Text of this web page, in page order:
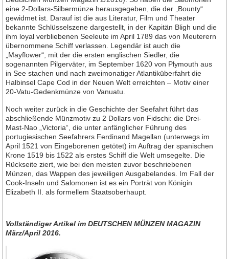
eine 2-Dollars-Silbermünze herausgegeben, die der „Bounty“
gewidmet ist. Darauf ist die aus Literatur, Film und Theater
bekannte Schlüsselszene dargestellt, in der Kapitän Bligh und die
ihm loyal verbliebenen Seeleute im April 1789 das von Meuterern
übernommene Schiff verlassen. Legendär ist auch die
„Mayflower“, mit der die ersten englischen Siedler, die
sogenannten Pilgerväter, im September 1620 von Plymouth aus
in See stachen und nach zweimonatiger Atlantiküberfahrt die
Halbinsel Cape Cod in der Neuen Welt erreichten – Motiv einer
20-Vatu-Gedenkmünze von Vanuatu.
Noch weiter zurück in die Geschichte der Seefahrt führt das
abschließende Münzmotiv zu 2 Dollars von Fidschi: die Drei-
Mast-Nao „Victoria“, die unter anfänglicher Führung des
portugiesischen Seefahrers Ferdinand Magellan (unterwegs im
April 1521 von Eingeborenen getötet) im Auftrag der spanischen
Krone 1519 bis 1522 als erstes Schiff die Welt umsegelte. Die
Rückseite ziert, wie bei den meisten zuvor beschriebenen
Münzen, das Wappen des jeweiligen Ausgabelandes. Im Fall der
Cook-Inseln und Salomonen ist es ein Porträt von Königin
Elizabeth II. als formellem Staatsoberhaupt.
Vollständiger Artikelim DEUTSCHEN MÜNZEN MAGAZIN
März/April 2016.